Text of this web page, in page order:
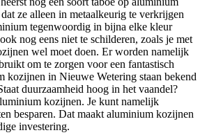
ze alleen in metaalkeurig te verkrijgen
tegenwoordig in bijna elke kleur
nog eens niet te schilderen, zoals je met
wel moet doen. Er worden namelijk
om te zorgen voor een fantastisch
kozijnen in Nieuwe Wetering staan bekend
duurzaamheid hoog in het vaandel?
kozijnen. Je kunt namelijk
besparen. Dat maakt aluminium kozijnen
investering.